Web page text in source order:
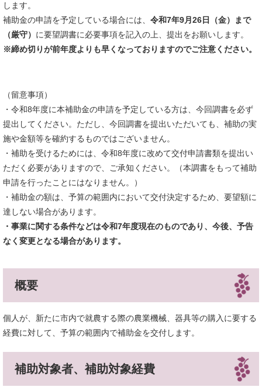
します。
補助金の申請を予定している場合には、 令和7年9月26日（金）まで
（厳守） に要望調書に必要事項を記入の上、提出をお願いします。
※締め切りが前年度よりも早くなっておりますのでご注意ください。
（留意事項）
・令和8年度に本補助金の申請を予定している方は、今回調書を必ず
提出してください。ただし、今回調書を提出いただいても、補助の実
施や金額等を確約するものではございません。
・補助を受けるためには、令和8年度に改めて交付申請書類を提出い
ただく必要がありますので、ご承知ください。（本調書をもって補助
申請を行ったことにはなりません。）
・補助金の額は、予算の範囲内において交付決定するため、要望額に
達しない場合があります。
・事業に関する条件などは令和7年度現在のものであり、今後、予告
なく変更となる場合があります。
概要
個人が、新たに市内で就農する際の農業機械、器具等の購入に要する
経費に対して、予算の範囲内で補助金を交付します。
補助対象者、補助対象経費